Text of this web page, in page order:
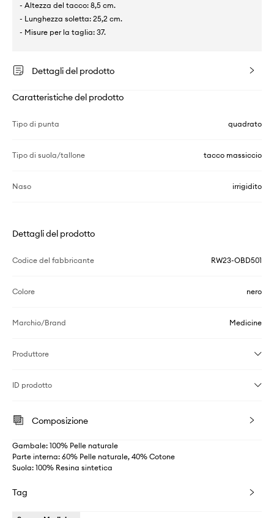
- Altezza del tacco: 8,5 cm.
- Lunghezza soletta: 25,2 cm.
- Misure per la taglia: 37.
Dettagli del prodotto
Caratteristiche del prodotto
Tipo di punta quadrato
Tipo di suola/tallone tacco massiccio
Naso irrigidito
Dettagli del prodotto
Codice del fabbricante RW23-OBD501
Colore nero
Marchio/Brand Medicine
Produttore
ID prodotto
Composizione
Gambale: 100% Pelle naturale
Parte interna: 60% Pelle naturale, 40% Cotone
Suola: 100% Resina sintetica
Tag